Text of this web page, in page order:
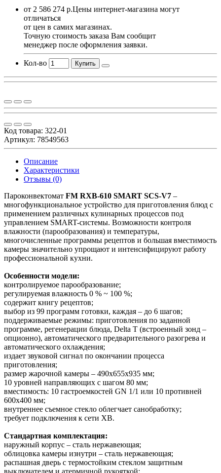
от 2 586 274 р.Цены интернет-магазина могут
отличаться
от цен в самих магазинах.
Точную стоимость заказа Вам сообщит
менеджер после оформления заявки.
Кол-во Купить
Код товара: 322-01
Артикул: 78549563
Описание
Характеристики
Отзывы (0)
Пароконвектомат FM RXB-610 SMART SCS-V7 –
многофункциональное устройство для приготовления блюд с
применением различных кулинарных процессов под
управлением SMART-системы. Возможности контроля
влажности (парообразования) и температуры,
многочисленные программы рецептов и большая вместимость
камеры значительно упрощают и интенсифицируют работу
профессиональной кухни.
Особенности модели:
контролируемое парообразование;
регулируемая влажность 0 % ~ 100 %;
содержит книгу рецептов;
выбор из 99 программ готовки, каждая – до 6 шагов;
поддерживаемые режимы: приготовления по заданной
программе, регенерации блюда, Delta T (встроенный зонд –
опционно), автоматического предварительного разогрева и
автоматического охлаждения;
издает звуковой сигнал по окончании процесса
приготовления;
размер жарочной камеры – 490х655х935 мм;
10 уровней направляющих с шагом 80 мм;
вместимость: 10 гастроемкостей GN 1/1 или 10 противней
600х400 мм;
внутреннее съемное стекло облегчает санобработку;
требует подключения к сети ХВ.
Стандартная комплектация:
наружный корпус – сталь нержавеющая;
облицовка камеры изнутри – сталь нержавеющая;
распашная дверь с термостойким стеклом защитным
выключателем и атермичной рукояткой;